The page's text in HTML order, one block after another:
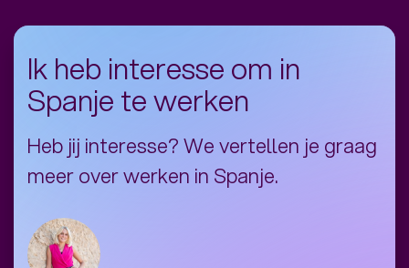
nieuwste iPhone of beantwoord je
storingen.
Wil je werken in Spanje? Samen kijken we
waar er plek is en welke opdrachtgever het
best bij je past.
Ik heb interesse om in
Spanje te werken
Heb jij interesse? We vertellen je graag
meer over werken in Spanje.